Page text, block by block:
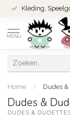
Kleding,
MENU
Home / Dudes
Dudes &
DUDES &